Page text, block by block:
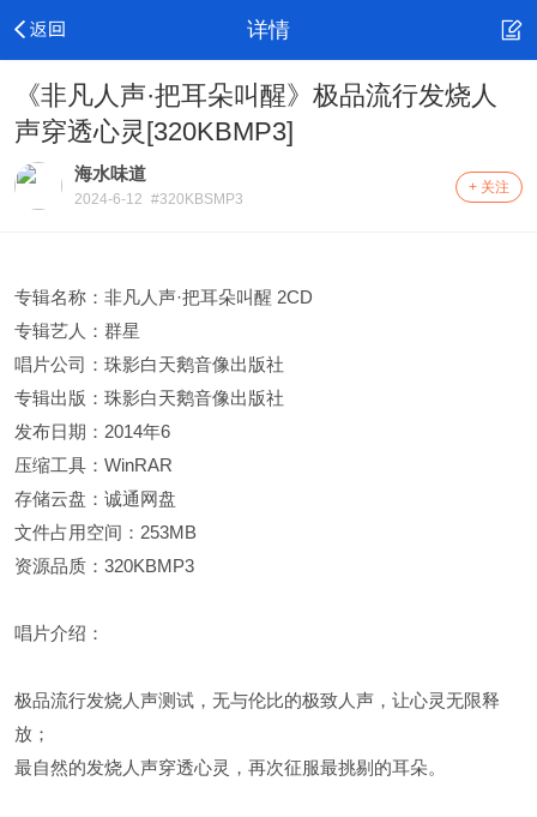
详情
《非凡人声·把耳朵叫醒》极品流行发烧人
声穿透心灵[320KBMP3]
海水味道
2024-6-12 #320KBSMP3
+ 关注
专辑名称：非凡人声·把耳朵叫醒 2CD
专辑艺人：群星
唱片公司：珠影白天鹅音像出版社
专辑出版：珠影白天鹅音像出版社
发布日期：2014年6
压缩工具：WinRAR
存储云盘：诚通网盘
文件占用空间：253MB
资源品质：320KBMP3
唱片介绍：
极品流行发烧人声测试，无与伦比的极致人声，让心灵无限释
放；
最自然的发烧人声穿透心灵，再次征服最挑剔的耳朵。